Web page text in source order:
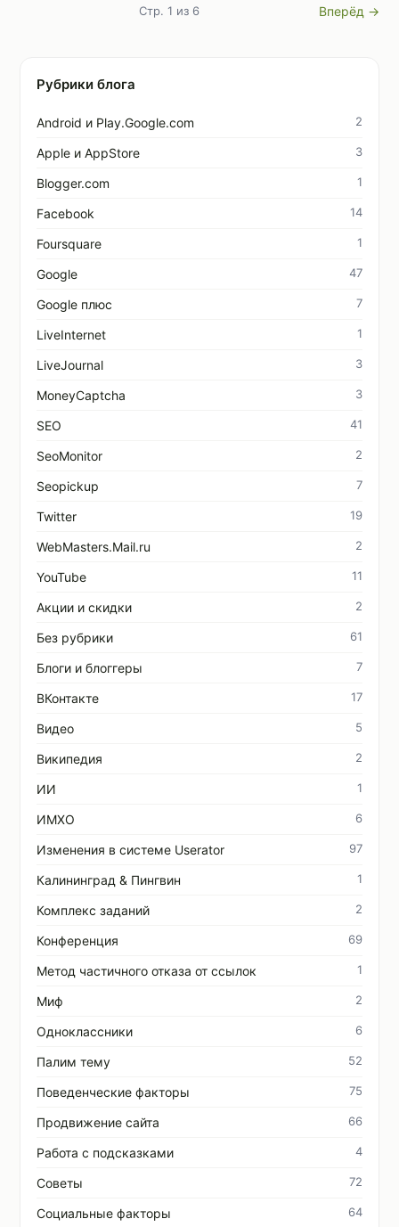
Стр. 1 из 6 Вперёд →
Рубрики блога
Android и Play.Google.com 2
Apple и AppStore 3
Blogger.com 1
Facebook 14
Foursquare 1
Google 47
Google плюс 7
LiveInternet 1
LiveJournal 3
MoneyCaptcha 3
SEO 41
SeoMonitor 2
Seopickup 7
Twitter 19
WebMasters.Mail.ru 2
YouTube 11
Акции и скидки 2
Без рубрики 61
Блоги и блоггеры 7
ВКонтакте 17
Видео 5
Википедия 2
ИИ 1
ИМХО 6
Изменения в системе Userator 97
Калининград & Пингвин 1
Комплекс заданий 2
Конференция 69
Метод частичного отказа от ссылок 1
Миф 2
Одноклассники 6
Палим тему 52
Поведенческие факторы 75
Продвижение сайта 66
Работа с подсказками 4
Советы 72
Социальные факторы 64